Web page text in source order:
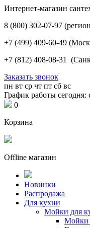
Интернет-магазин
8 (800) 302-07-97
+7 (499) 409-60-49
+7 (812) 408-08-31
Заказать звонок
пн вт ср чт пт сб вс
График работы сегодня:
0
Корзина
Offline магазин
Новинки
Распродажа
Для кухни
Мойки для
Мойки